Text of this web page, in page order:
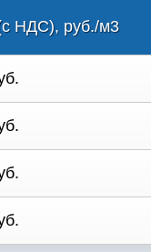
НДС), руб./м3